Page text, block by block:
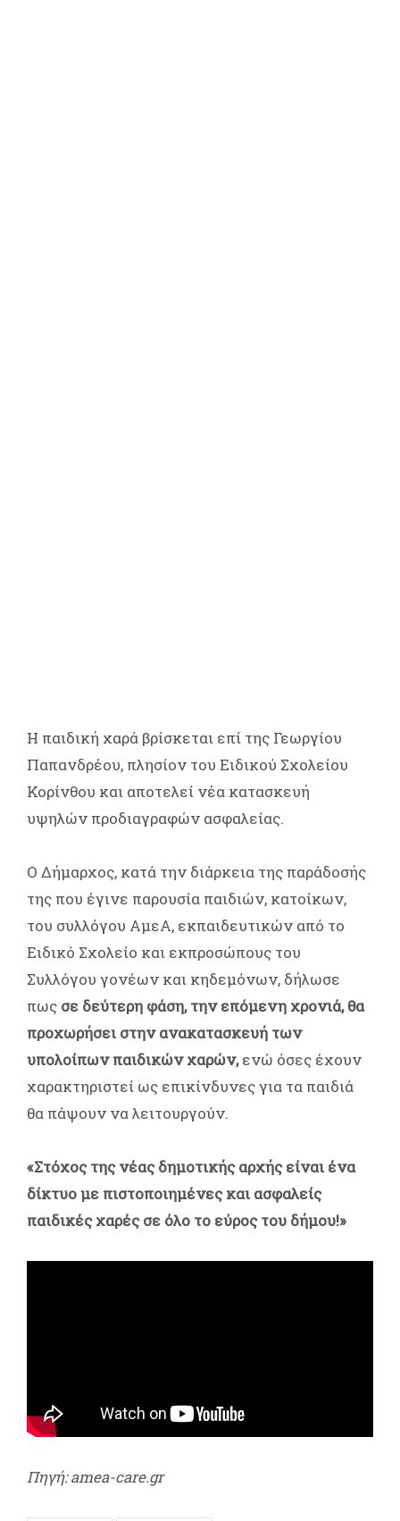
Η παιδική χαρά βρίσκεται επί της Γεωργίου
Παπανδρέου, πλησίον του Ειδικού Σχολείου
Κορίνθου και αποτελεί νέα κατασκευή
υψηλών προδιαγραφών ασφαλείας.
Ο Δήμαρχος, κατά την διάρκεια της παράδοσής
της που έγινε παρουσία παιδιών, κατοίκων,
του συλλόγου ΑμεΑ, εκπαιδευτικών από το
Ειδικό Σχολείο και εκπροσώπους του
Συλλόγου γονέων και κηδεμόνων, δήλωσε
πως σε δεύτερη φάση, την επόμενη χρονιά, θα
προχωρήσει στην ανακατασκευή των
υπολοίπων παιδικών χαρών,ενώ όσες έχουν
χαρακτηριστεί ως επικίνδυνες για τα παιδιά
θα πάψουν να λειτουργούν.
«Στόχος της νέας δημοτικής αρχής είναι ένα
δίκτυο με πιστοποιημένες και ασφαλείς
παιδικές χαρές σε όλο το εύρος του δήμου!»
Πηγή: amea-care.gr